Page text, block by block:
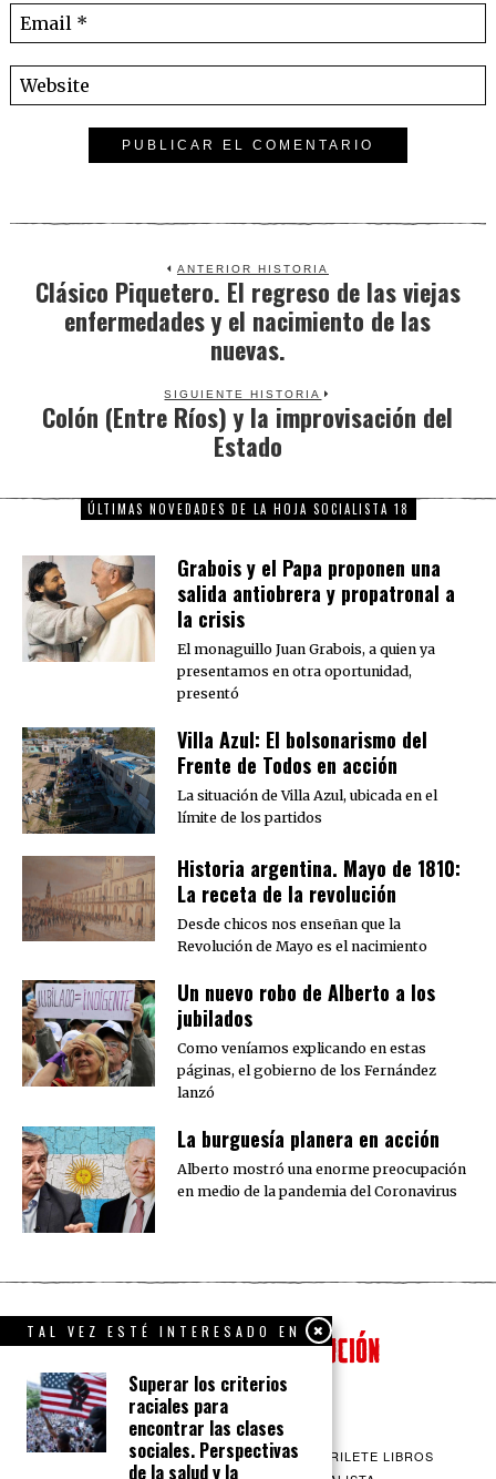
ANTERIOR HISTORIA
Previous
post:
Clásico Piquetero. El regreso de las viejas
enfermedades y el nacimiento de las
nuevas.
SIGUIENTE HISTORIA
Next
post:
Colón (Entre Ríos) y la improvisación del
Estado
ÚLTIMAS NOVEDADES DE LA HOJA SOCIALISTA 18
Grabois y el Papa proponen una
salida antiobrera y propatronal a
la crisis
El monaguillo Juan Grabois, a quien ya
presentamos en otra oportunidad,
presentó
Villa Azul: El bolsonarismo del
Frente de Todos en acción
La situación de Villa Azul, ubicada en el
límite de los partidos
Historia argentina. Mayo de 1810:
La receta de la revolución
Desde chicos nos enseñan que la
Revolución de Mayo es el nacimiento
Un nuevo robo de Alberto a los
jubilados
Como veníamos explicando en estas
páginas, el gobierno de los Fernández
lanzó
La burguesía planera en acción
Alberto mostró una enorme preocupación
en medio de la pandemia del Coronavirus
QUIENES SOMOS CONTACTO
BARRILETE LIBROS
TAL VEZ ESTÉ INTERESADO EN
Superar los criterios
raciales para
encontrar las clases
sociales. Perspectivas
de la salud y la